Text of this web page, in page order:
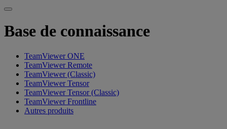
Base de connaissance
TeamViewer ONE
TeamViewer Remote
TeamViewer (Classic)
TeamViewer Tensor
TeamViewer Tensor (Classic)
TeamViewer Frontline
Autres produits